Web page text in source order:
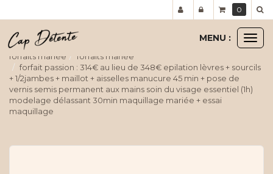
MENU :
forfaits mariée
forfaits mariée
forfait passion : 314€ au lieu de 348€ epilation lèvres + sourcils
+ 1/2jambes + maillot + aisselles manucure 45 min + pose de
vernis semis permanent aux mains soin du visage essentiel (1h)
modelage délassant 30min maquillage mariée + essai
maquillage
0